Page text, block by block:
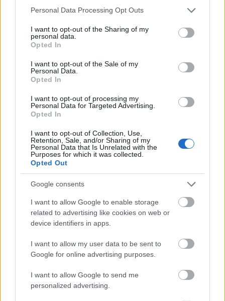
Please note that this website/app uses one or more Google
not limited to your visit or usage behaviour. You may click to
grant or deny consent to Google and its third-party tags to
use your data for below specified purposes in below Google
consent section.
Personal Data Processing Opt Outs
I want to opt-out of the Sharing of my
personal data.
Opted In
I want to opt-out of the Sale of my
Personal Data.
Opted In
I want to opt-out of processing my
Personal Data for Targeted Advertising.
Opted In
I want to opt-out of Collection, Use,
Retention, Sale, and/or Sharing of my
Personal Data that Is Unrelated with the
Purposes for which it was collected.
Opted Out
Google consents
I want to allow Google to enable storage
related to advertising like cookies on web or
device identifiers in apps.
I want to allow my user data to be sent to
Google for online advertising purposes.
I want to allow Google to send me
personalized advertising.
hogy ami a fővároson kívül esik, az is
a szép zene élménye. Ha a terve beválik,
jöhetnek utána a kollégák - mondja.
Szeptember 29-én Perényi Miklóssal és
Horváth Máriával a Világjáró művészek
Magyar Rádió Márványtermében, Chopin
műsorral lépnek föl.
"Ha valaki - mint én - sokáig dolgozott
szólistaként, a kamarazenélésből sokat
tanulhat. A szólójátékban nincs megalkuvás,
az ember csak magát hibáztathatja, ha nem
elég jó, vagy ha ront. A kamarázásban készen
inkább arra, hogy megértsd a másikat. Ha
megértetted, már nem is érzed, hogy
kompromisszumot kötöttél voln... De ez
mindenképpen fárasztóbb, mint önmagaddal
kommunikálni."
Az utóbbi öt évben sok külföldi felkérése volt,
mostanában többet játszik itthon.